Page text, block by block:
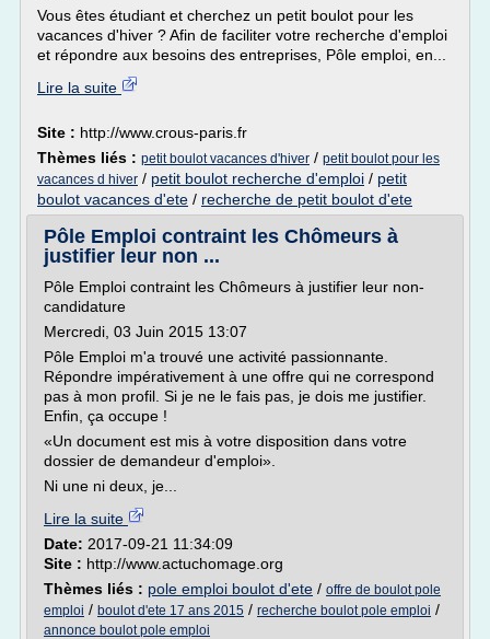
Vous êtes étudiant et cherchez un petit boulot pour les
vacances d'hiver ? Afin de faciliter votre recherche d'emploi
et répondre aux besoins des entreprises, Pôle emploi, en...
Lire la suite
Site : http://www.crous-paris.fr
Thèmes liés : petit boulot vacances d'hiver / petit boulot pour les
vacances d hiver / petit boulot recherche d'emploi / petit
boulot vacances d'ete / recherche de petit boulot d'ete
Pôle Emploi contraint les Chômeurs à
justifier leur non ...
Pôle Emploi contraint les Chômeurs à justifier leur non-
candidature
Mercredi, 03 Juin 2015 13:07
Pôle Emploi m'a trouvé une activité passionnante.
Répondre impérativement à une offre qui ne correspond
pas à mon profil. Si je ne le fais pas, je dois me justifier.
Enfin, ça occupe !
«Un document est mis à votre disposition dans votre
dossier de demandeur d'emploi».
Ni une ni deux, je...
Lire la suite
Date: 2017-09-21 11:34:09
Site : http://www.actuchomage.org
Thèmes liés : pole emploi boulot d'ete / offre de boulot pole
emploi / boulot d'ete 17 ans 2015 / recherche boulot pole emploi /
annonce boulot pole emploi